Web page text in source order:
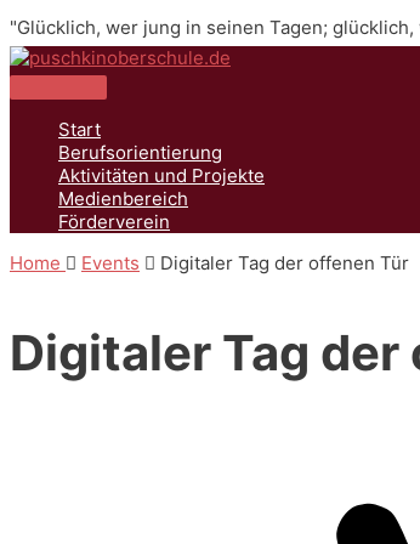
Zum
Inhalt
springen
"Glücklich, wer jung in seinen Tagen;
Hauptmenü
Start
Berufsorientierung
Aktivitäten und Projekte
Medienbereich
Förderverein
Home
Events Digitaler Tag der offenen Tür
Digitaler Tag der